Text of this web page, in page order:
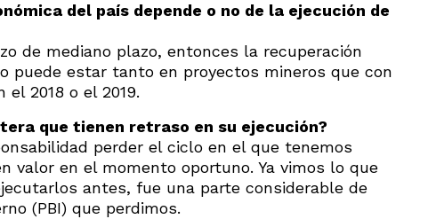
del país depende o no de la ejecución de
de mediano plazo, entonces la recuperación
puede estar tanto en proyectos mineros que con
2018 o el 2019.
que tienen retraso en su ejecución?
perder el ciclo en el que tenemos
valor en el momento oportuno. Ya vimos lo que
antes, fue una parte considerable de
(PBI) que perdimos.